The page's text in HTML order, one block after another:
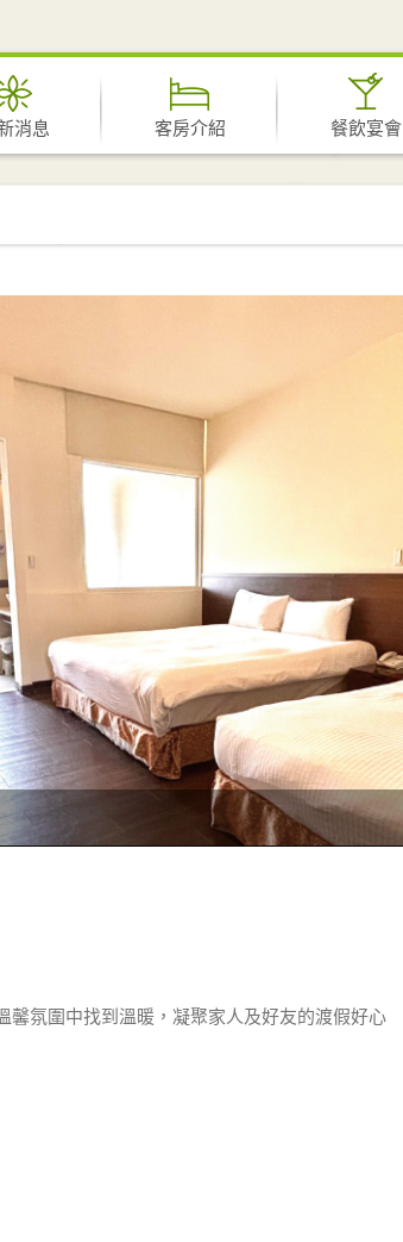
消息 客房介紹 餐飲宴會
馨氛圍中找到溫暖，凝聚家人及好友的渡假好心